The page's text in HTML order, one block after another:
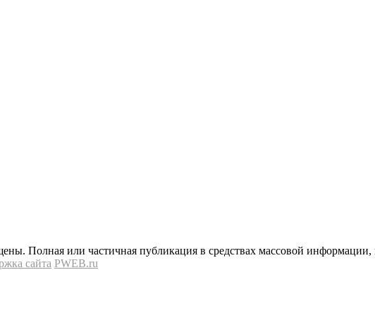
Полная или частичная публикация в средствах массовой информации,
сайта PWEB.ru